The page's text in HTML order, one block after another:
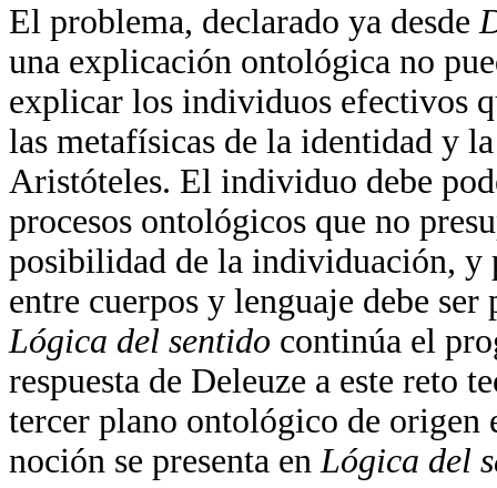
El problema, declarado ya desde
una explicación ontológica no
explicar los individuos efectivos
las metafísicas de la identidad y
Aristóteles. El individuo debe
procesos ontológicos que no
posibilidad de la individuación, y
entre cuerpos y lenguaje debe
Lógica del sentido continúa el
respuesta de Deleuze a este reto
tercer plano ontológico de origen
noción se presenta en Lógica del